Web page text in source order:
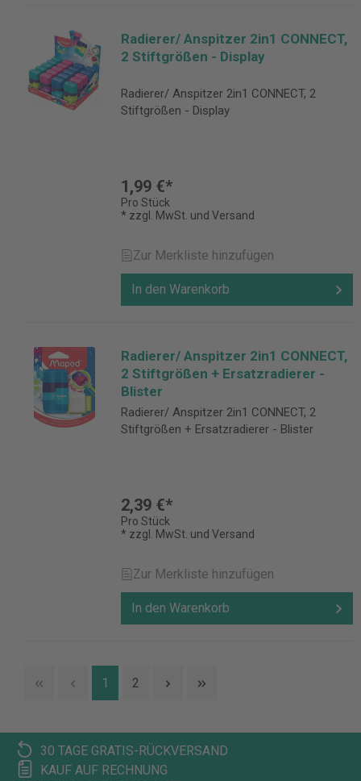
Radierer/ Anspitzer 2in1 CONNECT,
2 Stiftgrößen - Display
Radierer/ Anspitzer 2in1 CONNECT, 2
Stiftgrößen - Display
1,99 €*
Pro Stück
* zzgl. MwSt. und Versand
Zur Merkliste hinzufügen
In den Warenkorb
Radierer/ Anspitzer 2in1 CONNECT,
2 Stiftgrößen + Ersatzradierer -
Blister
Radierer/ Anspitzer 2in1 CONNECT, 2
Stiftgrößen + Ersatzradierer - Blister
2,39 €*
Pro Stück
* zzgl. MwSt. und Versand
Zur Merkliste hinzufügen
In den Warenkorb
1 2
30 TAGE GRATIS-RÜCKVERSAND
KAUF AUF RECHNUNG